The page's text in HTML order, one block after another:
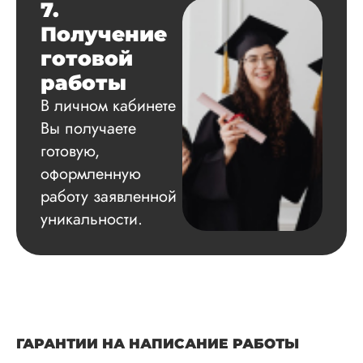
7.
Получение
готовой
работы
В личном кабинете
Вы получаете
готовую,
оформленную
работу заявленной
уникальности.
ГАРАНТИИ НА НАПИСАНИЕ РАБОТЫ